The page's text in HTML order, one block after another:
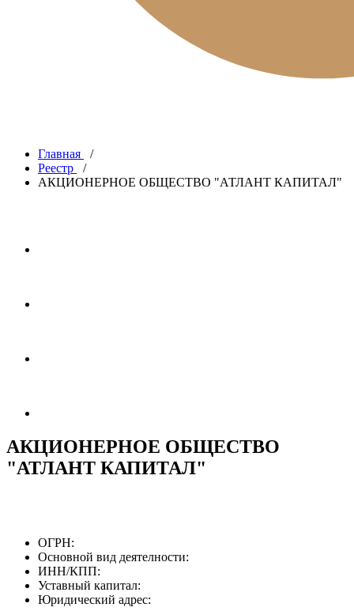
Главная
/
Реестр
/
АКЦИОНЕРНОЕ ОБЩЕСТВО "АТЛАНТ КАПИТАЛ"
АКЦИОНЕРНОЕ ОБЩЕСТВО
"АТЛАНТ КАПИТАЛ"
ОГРН:
Основной вид деятелности:
ИНН/КПП:
Уставный капитал:
Юридический адрес: